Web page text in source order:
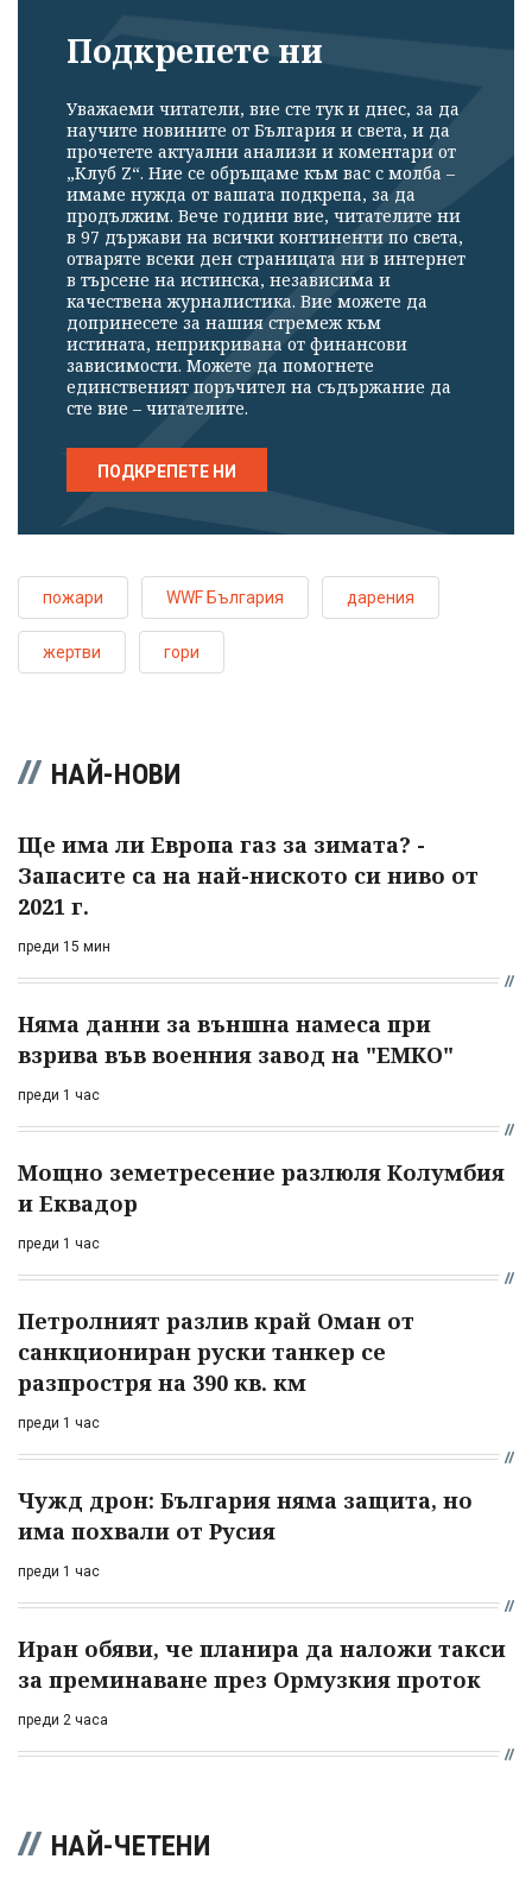
Подкрепете ни
Уважаеми читатели, вие сте тук и днес, за да
научите новините от България и света, и да
прочетете актуални анализи и коментари от
„Клуб Z“. Ние се обръщаме към вас с молба –
имаме нужда от вашата подкрепа, за да
продължим. Вече години вие, читателите ни
в 97 държави на всички континенти по света,
отваряте всеки ден страницата ни в интернет
в търсене на истинска, независима и
качествена журналистика. Вие можете да
допринесете за нашия стремеж към
истината, неприкривана от финансови
зависимости. Можете да помогнете
единственият поръчител на съдържание да
сте вие – читателите.
ПОДКРЕПЕТЕ НИ
пожари WWF България дарения
жертви гори
НАЙ-НОВИ
Ще има ли Европа газ за зимата? -
Запасите са на най-ниското си ниво от
2021 г.
преди 15 мин
Няма данни за външна намеса при
взрива във военния завод на "ЕМКО"
преди 1 час
Мощно земетресение разлюля Колумбия
и Еквадор
преди 1 час
Петролният разлив край Оман от
санкциониран руски танкер се
разпростря на 390 кв. км
преди 1 час
Чужд дрон: България няма защита, но
има похвали от Русия
преди 1 час
Иран обяви, че планира да наложи такси
за преминаване през Ормузкия проток
преди 2 часа
НАЙ-ЧЕТЕНИ